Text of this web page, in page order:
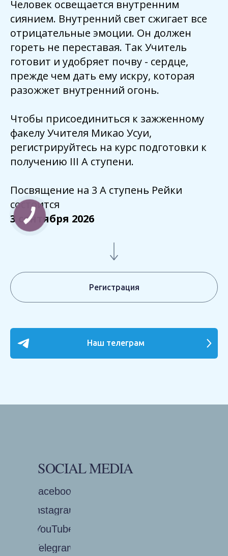
Человек освещается внутренним
сиянием. Внутренний свет сжигает все
отрицательные эмоции. Он должен
гореть не переставая. Так Учитель
готовит и удобряет почву - сердце,
прежде чем дать ему искру, которая
разожжет внутренний огонь.
Чтобы присоединиться к зажженному
факелу Учителя Микао Усуи,
регистрируйтесь на курс подготовки к
получению III A ступени.
Посвящение на 3 А ступень Рейки
состоится
3 сентября 2026
Регистрация
Наш телеграм
SOCIAL MEDIA
Instagram
Facebook
YouTube
Telegram